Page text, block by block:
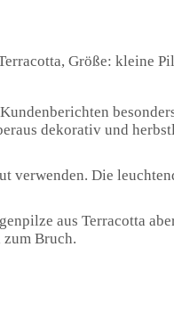
Größe: kleine
dekorativ und
verwenden. Die
aus Terracotta
Bruch.